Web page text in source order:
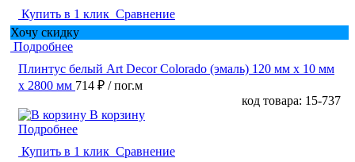
Купить в 1 клик Сравнение
Хочу скидку
Подробнее
Плинтус белый Art Decor Colorado (эмаль) 120 мм х 10 мм
х 2800 мм 714 ₽ / пог.м
код товара: 15-737
В корзину
Подробнее
Купить в 1 клик Сравнение